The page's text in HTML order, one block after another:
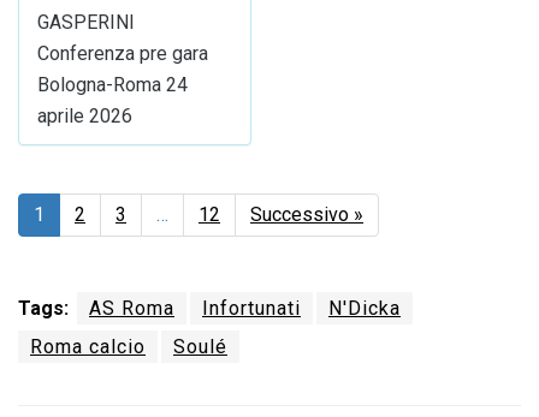
GASPERINI
Conferenza pre gara
Bologna-Roma 24
aprile 2026
1 2 3 … 12 Successivo »
Tags: AS Roma Infortunati
N'Dicka
Roma calcio
Soulé